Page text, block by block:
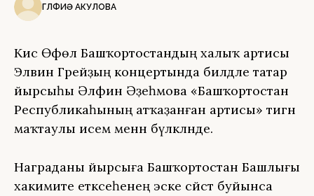
ГӨЛФИӘ АКУЛОВА
Кисә Өфөлә Башҡортостандың халыҡ артисы
Элвин Грейҙың концертында билдәле татар
йырсыһы Әлфинә Әҙеһәмова «Башҡортостан
Республикаһының атҡаҙанған артисы» тигән
маҡтаулы исем менән бүләкләнде.
Награданы йырсыға Башҡортостан Башлығы
хакимиәте етәксеһенең эске сәйәсәт буйынса